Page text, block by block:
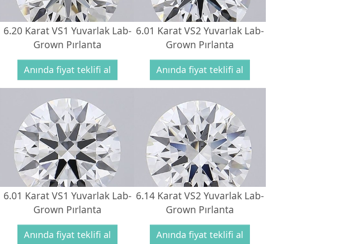
6.20 Karat VS1 Yuvarlak Lab-
Grown Pırlanta
Anında fiyat teklifi al
6.01 Karat VS2 Yuvarlak Lab-
Grown Pırlanta
Anında fiyat teklifi al
6.01 Karat VS1 Yuvarlak Lab-
Grown Pırlanta
Anında fiyat teklifi al
6.14 Karat VS2 Yuvarlak Lab-
Grown Pırlanta
Anında fiyat teklifi al